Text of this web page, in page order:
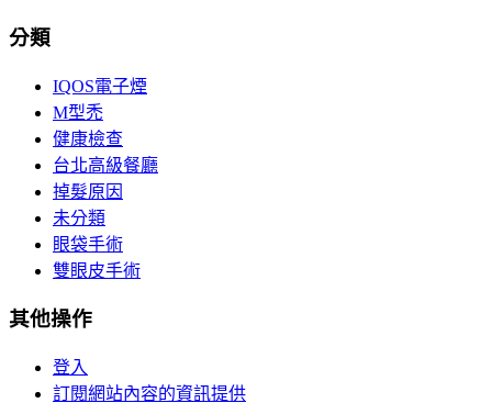
分類
IQOS電子煙
M型禿
健康檢查
台北高級餐廳
掉髮原因
未分類
眼袋手術
雙眼皮手術
其他操作
登入
訂閱網站內容的資訊提供